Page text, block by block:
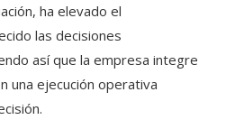
ha elevado el
las decisiones
así que la empresa integre
una ejecución operativa